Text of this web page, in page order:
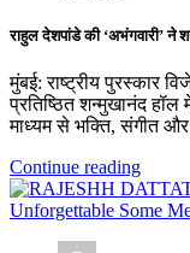
राहुल देशपांडे की ‘अभंगवारी’ ने
मुंबई: राष्ट्रीय पुरस्कार
प्रतिष्ठित शन्मुखानंद
माध्यम से भक्ति, संगीत
Continue reading